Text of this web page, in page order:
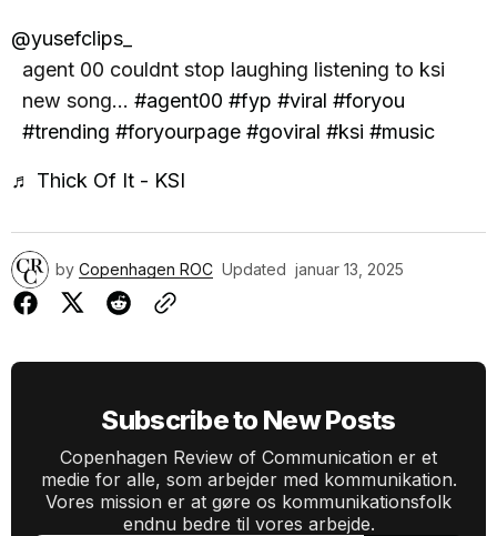
@yusefclips_
agent 00 couldnt stop laughing listening to ksi
new song... #agent00 #fyp #viral #foryou
#trending #foryourpage #goviral #ksi #music
♬ Thick Of It - KSI
by Copenhagen ROC Updated januar 13, 2025
Subscribe to New Posts
Copenhagen Review of Communication er et
medie for alle, som arbejder med kommunikation.
Vores mission er at gøre os kommunikationsfolk
endnu bedre til vores arbejde.